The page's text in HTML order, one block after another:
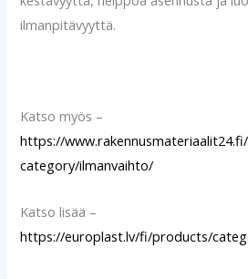
ilmanpitävyyttä.
Katso myös –
https://
category/ilmanvaihto/
Katso lisää –
https://europlast.lv/fi/products/